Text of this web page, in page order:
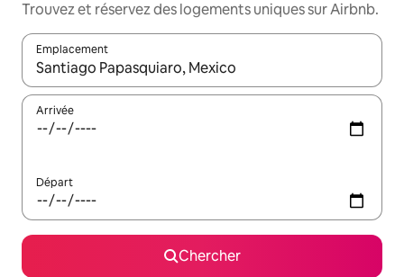
Trouvez et réservez des logements uniques sur Airbnb.
Emplacement
Quand les résultats sont affichés, parcourez-les en utilisant
Arrivée
Départ
Chercher